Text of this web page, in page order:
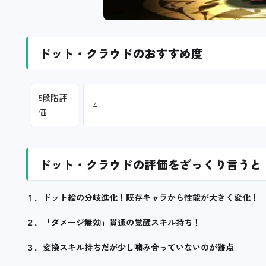
ドット・クラウドのおすすめ度
5段階評
価
4
ドット・クラウドの評価をざっくり言うと
１．ドット絵の分岐進化！既存キャラから性能が大きく変化！
２．「ダメージ無効」貫通の覚醒スキル持ち！
３．変換スキル持ちだが少し噛み合っていないのが難点